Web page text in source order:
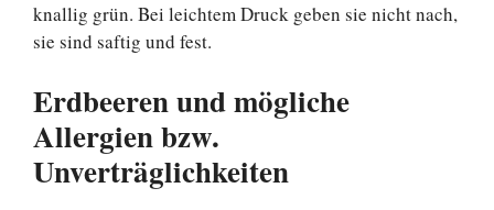
knallig grün. Bei leichtem Druck geben sie nicht nach,
sie sind saftig und fest.
Erdbeeren und mögliche
Allergien bzw.
Unverträglichkeiten